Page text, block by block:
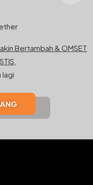
Bertambah & OMSET
lagi